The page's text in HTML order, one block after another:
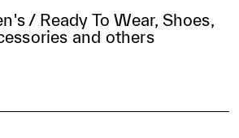
/ Ready To Wear, Shoes,
and others